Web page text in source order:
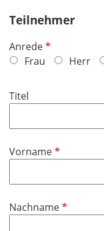
Teilnehmer
AnredeP
f
c
f
e
Frau Herr
Titel
VornameP
c
NachnameP